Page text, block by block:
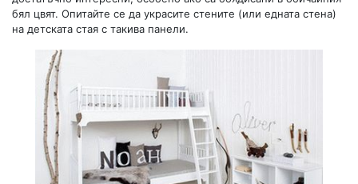
бял цвят. Опитайте се да украсите стените (или едната стена)
на детската стая с такива панели.